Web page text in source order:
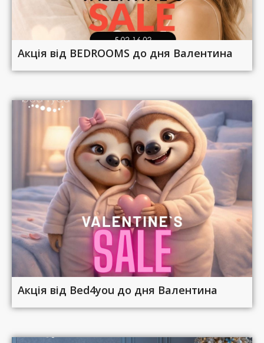
Акція від BEDROOMS до дня Валентина
Акція від Bed4you до дня Валентина